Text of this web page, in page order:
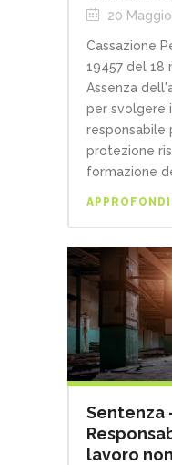
20
Cassazione
19457 del 18
Assenza
per svolgere
responsabile
protezione
formazione
Sentenza
lavoro